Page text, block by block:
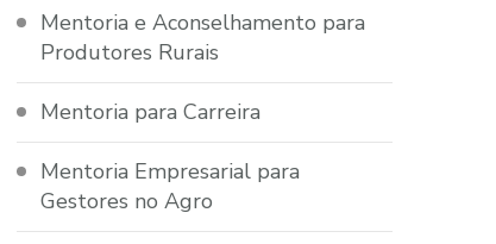
Mentoria e Aconselhamento para
Produtores Rurais
Mentoria para Carreira
Mentoria Empresarial para
Gestores no Agro